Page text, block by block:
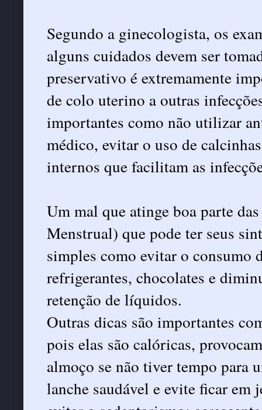
Segundo a ginecologista, os
alguns cuidados devem ser
preservativo é extremamente
de colo uterino a outras
importantes como não utilizar
médico, evitar o uso de
internos que facilitam as
Um mal que atinge boa parte
Menstrual) que pode ter seus
simples como evitar o consumo
refrigerantes, chocolates e
retenção de líquidos.
Outras dicas são importantes
pois elas são calóricas,
almoço se não tiver tempo para
lanche saudável e evite ficar